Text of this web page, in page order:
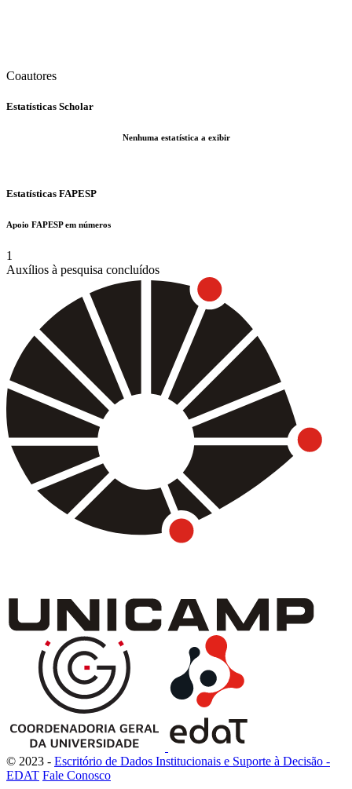
Coautores
Estatísticas Scholar
Nenhuma estatística a exibir
Estatísticas FAPESP
Apoio FAPESP em números
1
Auxílios à pesquisa concluídos
© 2023 - Escritório de Dados Institucionais e Suporte à Decisão -
EDAT Fale Conosco